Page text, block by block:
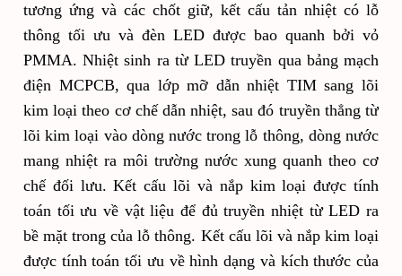
tương ứng và các chốt giữ, kết cấu tản nhiệt có lỗ
thông tối ưu và đèn LED được bao quanh bởi vỏ
PMMA. Nhiệt sinh ra từ LED truyền qua bảng mạch
điện MCPCB, qua lớp mỡ dẫn nhiệt TIM sang lõi
kim loại theo cơ chế dẫn nhiệt, sau đó truyền thẳng từ
lõi kim loại vào dòng nước trong lỗ thông, dòng nước
mang nhiệt ra môi trường nước xung quanh theo cơ
chế đối lưu. Kết cấu lõi và nắp kim loại được tính
toán tối ưu về vật liệu để đủ truyền nhiệt từ LED ra
bề mặt trong của lỗ thông. Kết cấu lõi và nắp kim loại
được tính toán tối ưu về hình dạng và kích thước của